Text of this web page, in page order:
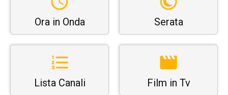
Ora in Onda Serata
Lista Canali Film in Tv